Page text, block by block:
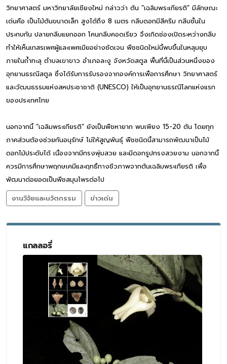
วิทยาศาสตร์ มหาวิทยาลัยเชียงใหม่ กล่าวว่า ต้น “เฉลิมพระเกียรติ” มีลักษณะ
เด่นคือ เป็นไม้ต้นขนาดเล็ก สูงได้ถึง 8 เมตร กลีบดอกมีสีครีม กลีบชั้นใน
ประกบกัน ปลายกลีบแยกออก โคนกลีบคอดเรียว จึงเกิดช่องเปิดระหว่างกลีบ
ทำให้เห็นเกสรเพศผู้และเพศเมียอย่างชัดเจน พืชชนิดใหม่นี้พบขึ้นในหลุมยุบ
ภายในถ้ำทะลุ ตำบลเขาขาว อำเภอละงู จังหวัดสตูล พื้นที่นี้เป็นส่วนหนึ่งของ
อุทยานธรณีสตูล ซึ่งได้รับการรับรองจากองค์การเพื่อการศึกษา วิทยาศาสตร์
และวัฒนธรรมแห่งสหประชาชาติ (UNESCO) ให้เป็นอุทยานธรณีโลกแห่งแรก
ของประเทศไทย
นอกจากนี้ “เฉลิมพระเกียรติ” ยังเป็นพืชหายาก พบเพียง 15-20 ต้น โดยทุก
ภาคส่วนต้องช่วยกันอนุรักษ์ ไม่ให้สูญพันธุ์ พืชชนิดนี้สามารถพัฒนาเป็นไม้
ดอกไม้ประดับได้ เนื่องจากมีทรงพุ่มสวย และมีดอกรูปทรงสวยงาม นอกจากนี้
ควรมีการศึกษาพฤกษเคมีและฤทธิ์ทางชีวภาพจากต้นเฉลิมพระเกียรติ เพื่อ
พัฒนาต่อยอดเป็นพืชสมุนไพรต่อไป
งานวิจัยและนวัตกรรม
ข่าวเด่น
แกลลอรี่